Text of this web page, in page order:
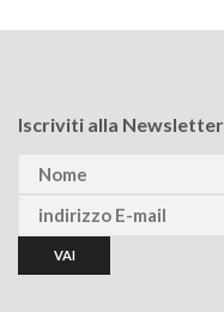
Iscriviti alla Newsletter